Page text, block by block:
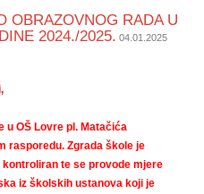
OBRAZOVNOG RADA U
2024./2025. 04.01.2025
u OŠ Lovre pl. Matačića
rasporedu. Zgrada škole je
te se provode mjere
iz školskih ustanova koji je